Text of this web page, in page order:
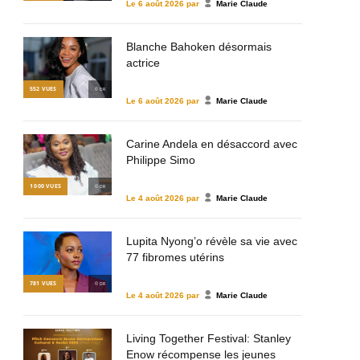
Le 6 août 2026 par Marie Claude
552 VUES © DR
Blanche Bahoken désormais
actrice
Le 6 août 2026 par Marie Claude
1 000 VUES © DR
Carine Andela en désaccord avec
Philippe Simo
Le 4 août 2026 par Marie Claude
781 VUES © DR
Lupita Nyong’o révèle sa vie avec
77 fibromes utérins
Le 4 août 2026 par Marie Claude
Living Together Festival: Stanley
Enow récompense les jeunes